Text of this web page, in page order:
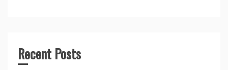
Recent Posts